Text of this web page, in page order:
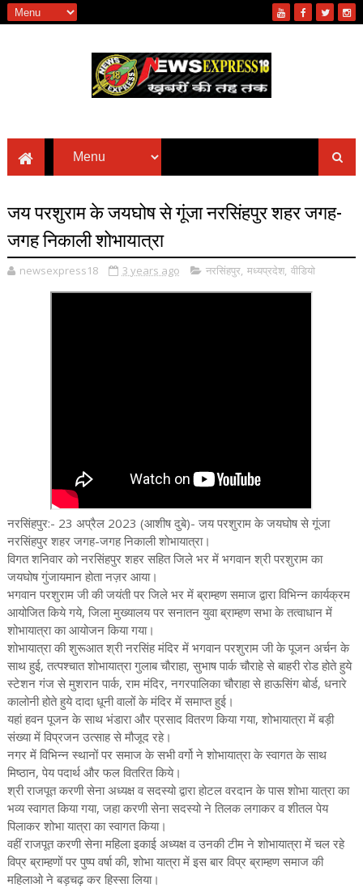
जय परशुराम के जयघोष से‌ गूंजा नरसिंहपुर शहर जगह-
जगह निकाली शोभायात्रा
newsexpress18 3 years ago नरसिंहपुर, मध्यप्रदेश, वीडियो
नरसिंहपुर:- 23 अप्रैल 2023 (आशीष दुबे)- जय परशुराम के जयघोष से‌ गूंजा
नरसिंहपुर शहर जगह-जगह निकाली शोभायात्रा।
विगत शनिवार को नरसिंहपुर शहर सहित जिले भर में भगवान श्री परशुराम का
जयघोष गुंजायमान होता नज़र आया।
भगवान परशुराम जी की जयंती पर जिले भर में ब्राम्हण समाज द्वारा विभिन्न कार्यक्रम
आयोजित किये गये, जिला मुख्यालय पर सनातन युवा ब्राम्हण सभा के तत्वाधान में
शोभायात्रा का आयोजन किया गया।
शोभायात्रा की शुरूआत श्री नरसिंह मंदिर में भगवान परशुराम जी के पूजन अर्चन के
साथ हुई, तत्पश्चात शोभायात्रा गुलाब चौराहा, सुभाष पार्क चौराहे से बाहरी रोड होते हुये
स्टेशन गंज से मुशरान पार्क, राम मंदिर, नगरपालिका चौराहा से हाऊसिंग बोर्ड, धनारे
कालोनी होते हुये दादा धूनी वालों के मंदिर में समाप्त हुई।
यहां हवन पूजन के साथ भंडारा और प्रसाद वितरण किया गया, शोभायात्रा में बड़ी
संख्या में विप्रजन उत्साह से मौजूद रहे।
नगर में विभिन्न स्थानों पर समाज के सभी वर्गो ने शोभायात्रा के स्वागत के साथ
मिष्ठान, पेय पदार्थ और फल वितरित किये।
श्री राजपूत करणी सेना अध्यक्ष व सदस्यो द्वारा होटल वरदान के पास शोभा यात्रा का
भव्य स्वागत किया गया, जहा करणी सेना सदस्यो ने तिलक लगाकर व शीतल पेय
पिलाकर शोभा यात्रा का स्वागत किया।
वहीं राजपूत करणी सेना महिला इकाई अध्यक्ष व उनकी टीम ने शोभायात्रा में चल रहे
विप्र ब्राम्हणों पर पुष्प वर्षा की, शोभा यात्रा में इस बार विप्र ब्राम्हण समाज की
महिलाओ ने बड़चढ़ कर हिस्सा लिया।